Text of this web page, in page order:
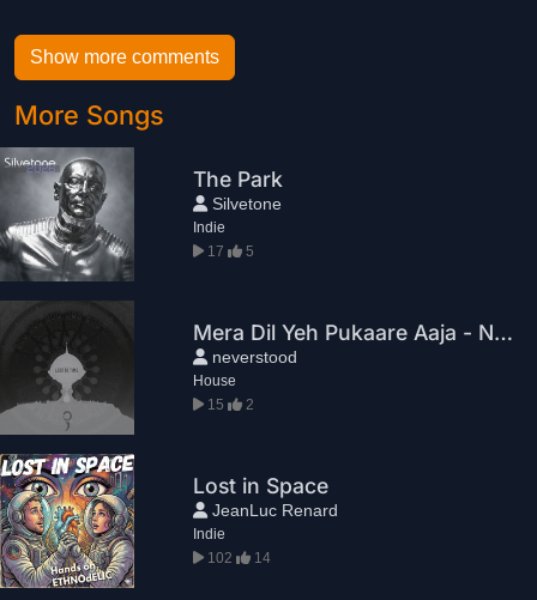
Show more comments
More Songs
The Park
Silvetone
Indie
17
5
Mera Dil Yeh Pukaare Aaja - Neverstood Rework
neverstood
House
15
2
Lost in Space
JeanLuc Renard
Indie
102
14